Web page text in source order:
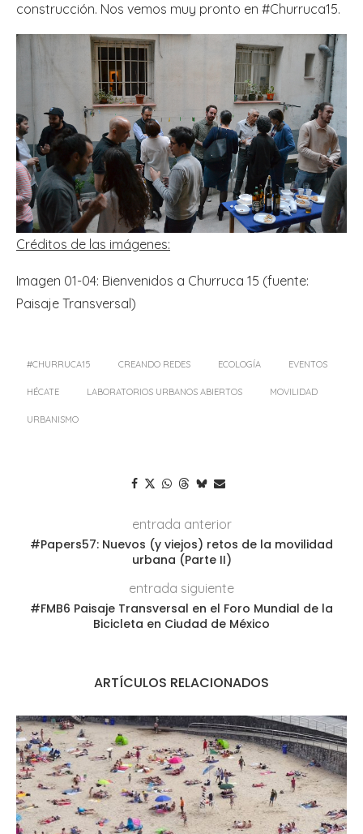
construcción. Nos vemos muy pronto en #Churruca15.
Créditos de las imágenes:
Imagen 01-04: Bienvenidos a Churruca 15 (fuente:
Paisaje Transversal)
#CHURRUCA15 CREANDO REDES ECOLOGÍA EVENTOS
HÉCATE LABORATORIOS URBANOS ABIERTOS MOVILIDAD
URBANISMO
entrada anterior
#Papers57: Nuevos (y viejos) retos de la movilidad
urbana (Parte II)
entrada siguiente
#FMB6 Paisaje Transversal en el Foro Mundial de la
Bicicleta en Ciudad de México
ARTÍCULOS RELACIONADOS